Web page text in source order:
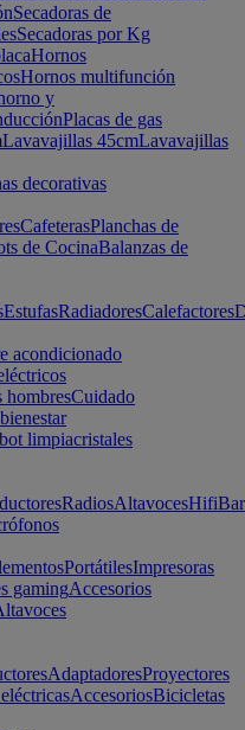
Secadoras de
Secadoras por Kg
Hornos
Hornos multifunción
y
Placas de gas
Lavavajillas 45cmLavavajillas
decorativas
CafeterasPlanchas de
de CocinaBalanzas de
EstufasRadiadoresCalefactores
acondicionado
hombresCuidado
limpiacristales
RadiosAltavocesHifi
PortátilesImpresoras
gamingAccesorios
AdaptadoresProyectores
AccesoriosBicicletas